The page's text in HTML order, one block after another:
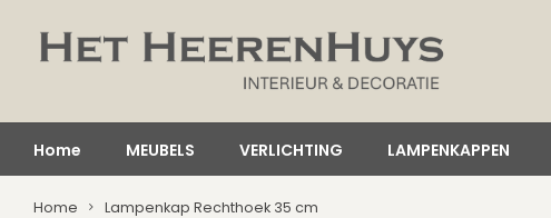
Home MEUBELS VERLICHTING LAMPENKAPPEN
Home Lampenkap Rechthoek 35 cm